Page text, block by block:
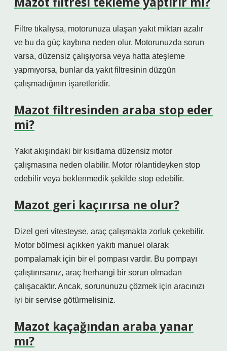
Filtre tıkalıysa, motorunuza ulaşan yakıt miktarı azalır
ve bu da güç kaybına neden olur. Motorunuzda sorun
varsa, düzensiz çalışıyorsa veya hatta ateşleme
yapmıyorsa, bunlar da yakıt filtresinin düzgün
çalışmadığının işaretleridir.
Mazot filtresinden araba stop eder
mi?
Yakıt akışındaki bir kısıtlama düzensiz motor
çalışmasına neden olabilir. Motor rölantideyken stop
edebilir veya beklenmedik şekilde stop edebilir.
Mazot geri kaçırırsa ne olur?
Dizel geri vitesteyse, araç çalışmakta zorluk çekebilir.
Motor bölmesi açıkken yakıtı manuel olarak
pompalamak için bir el pompası vardır. Bu pompayı
çalıştırırsanız, araç herhangi bir sorun olmadan
çalışacaktır. Ancak, sorununuzu çözmek için aracınızı
iyi bir servise götürmelisiniz.
Mazot kaçağından araba yanar
mı?